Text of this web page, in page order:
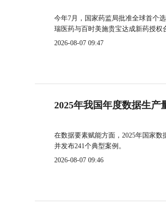
今年7月，国家药监局批准全球首个
瑞医药与百时美施贵宝达成新药授
2026-08-07 09:47
2025年我国年度数据生产
在数据要素赋能方面，2025年国家数
并发布241个典型案例。
2026-08-07 09:46